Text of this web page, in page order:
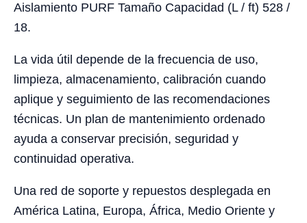
Aislamiento PURF Tamaño Capacidad (L / ft) 528 /
18.
La vida útil depende de la frecuencia de uso,
limpieza, almacenamiento, calibración cuando
aplique y seguimiento de las recomendaciones
técnicas. Un plan de mantenimiento ordenado
ayuda a conservar precisión, seguridad y
continuidad operativa.
Una red de soporte y repuestos desplegada en
América Latina, Europa, África, Medio Oriente y